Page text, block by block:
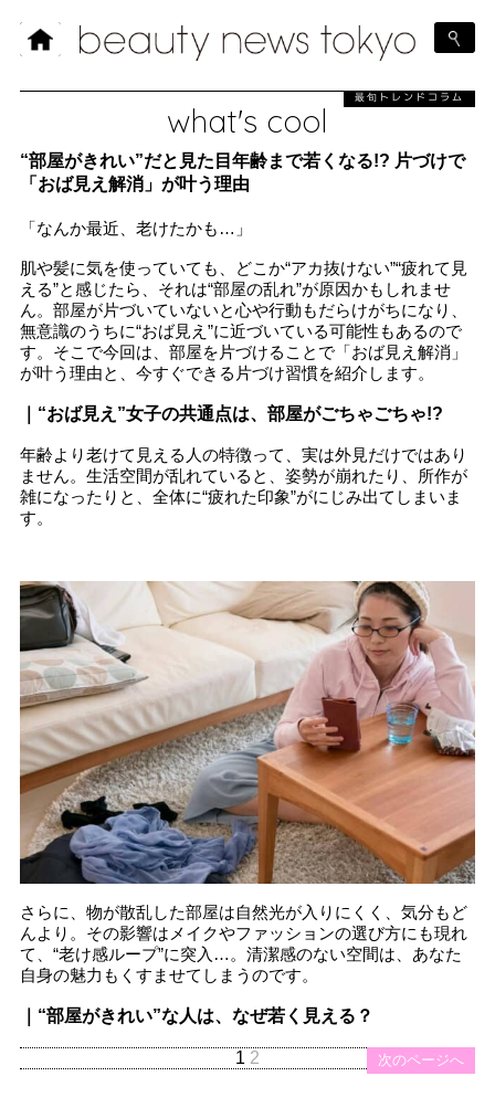
what's cool
最旬トレンドコラム
“部屋がきれい”だと見た目年齢まで若くなる!? 片づけで
「おば見え解消」が叶う理由
「なんか最近、老けたかも…」
肌や髪に気を使っていても、どこか“アカ抜けない”“疲れて見
える”と感じたら、それは“部屋の乱れ”が原因かもしれませ
ん。部屋が片づいていないと心や行動もだらけがちになり、
無意識のうちに“おば見え”に近づいている可能性もあるので
す。そこで今回は、部屋を片づけることで「おば見え解消」
が叶う理由と、今すぐできる片づけ習慣を紹介します。
｜“おば見え”女子の共通点は、部屋がごちゃごちゃ!?
年齢より老けて見える人の特徴って、実は外見だけではあり
ません。生活空間が乱れていると、姿勢が崩れたり、所作が
雑になったりと、全体に“疲れた印象”がにじみ出てしまいま
す。
さらに、物が散乱した部屋は自然光が入りにくく、気分もど
んより。その影響はメイクやファッションの選び方にも現れ
て、“老け感ループ”に突入…。清潔感のない空間は、あなた
自身の魅力もくすませてしまうのです。
｜“部屋がきれい”な人は、なぜ若く見える？
次のページへ
1 2